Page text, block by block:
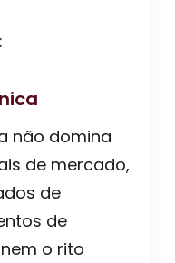
não domina
de mercado,
de
de
o rito